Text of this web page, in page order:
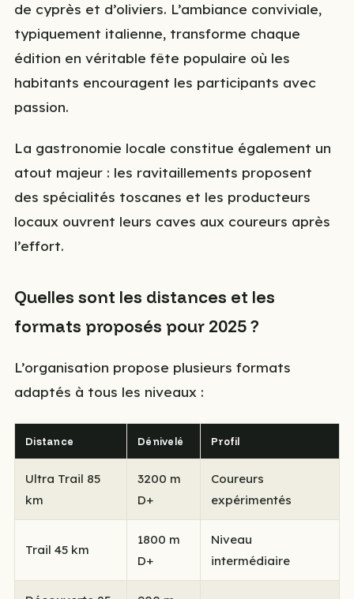
de cyprès et d’oliviers. L’ambiance conviviale,
typiquement italienne, transforme chaque
édition en véritable fête populaire où les
habitants encouragent les participants avec
passion.
La gastronomie locale constitue également un
atout majeur : les ravitaillements proposent
des spécialités toscanes et les producteurs
locaux ouvrent leurs caves aux coureurs après
l’effort.
Quelles sont les distances et les
formats proposés pour 2025 ?
L’organisation propose plusieurs formats
adaptés à tous les niveaux :
Distance Dénivelé Profil
Ultra Trail 85
km
3200 m
D+
Coureurs
expérimentés
Trail 45 km
1800 m
D+
Niveau
intermédiaire